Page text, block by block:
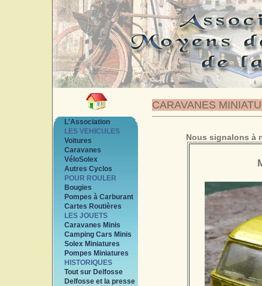
CARAVANES
L'Association
LES VEHICULES
Voitures
Caravanes
VéloSolex
Autres Cyclos
POUR ROULER
Bougies
Pompes à Carburant
Cartes Routières
LES JOUETS
Caravanes Minis
Camping Cars Minis
Solex Miniatures
Pompes Miniatures
HISTORIQUES
Tout sur Delfosse
Delfosse et la presse
Nous signalons à